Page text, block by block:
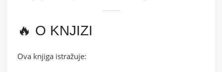
🔥 O KNJIZI
Ova knjiga istražuje: